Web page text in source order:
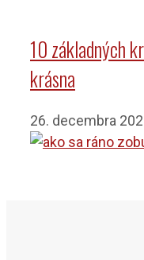
10 základných
krásna
26. decembra